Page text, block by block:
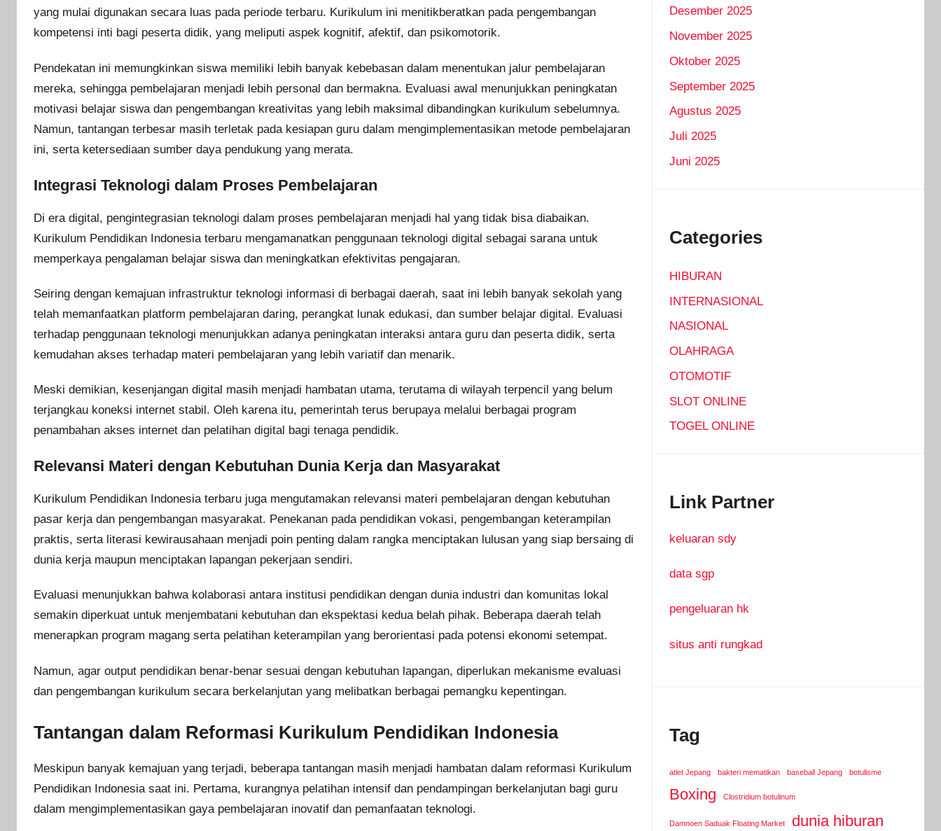
yang mulai digunakan secara luas pada periode terbaru. Kurikulum ini menitikberatkan pada pengembangan
kompetensi inti bagi peserta didik, yang meliputi aspek kognitif, afektif, dan psikomotorik.
Pendekatan ini memungkinkan siswa memiliki lebih banyak kebebasan dalam menentukan jalur pembelajaran
mereka, sehingga pembelajaran menjadi lebih personal dan bermakna. Evaluasi awal menunjukkan peningkatan
motivasi belajar siswa dan pengembangan kreativitas yang lebih maksimal dibandingkan kurikulum sebelumnya.
Namun, tantangan terbesar masih terletak pada kesiapan guru dalam mengimplementasikan metode pembelajaran
ini, serta ketersediaan sumber daya pendukung yang merata.
Integrasi Teknologi dalam Proses Pembelajaran
Di era digital, pengintegrasian teknologi dalam proses pembelajaran menjadi hal yang tidak bisa diabaikan.
Kurikulum Pendidikan Indonesia terbaru mengamanatkan penggunaan teknologi digital sebagai sarana untuk
memperkaya pengalaman belajar siswa dan meningkatkan efektivitas pengajaran.
Seiring dengan kemajuan infrastruktur teknologi informasi di berbagai daerah, saat ini lebih banyak sekolah yang
telah memanfaatkan platform pembelajaran daring, perangkat lunak edukasi, dan sumber belajar digital. Evaluasi
terhadap penggunaan teknologi menunjukkan adanya peningkatan interaksi antara guru dan peserta didik, serta
kemudahan akses terhadap materi pembelajaran yang lebih variatif dan menarik.
Meski demikian, kesenjangan digital masih menjadi hambatan utama, terutama di wilayah terpencil yang belum
terjangkau koneksi internet stabil. Oleh karena itu, pemerintah terus berupaya melalui berbagai program
penambahan akses internet dan pelatihan digital bagi tenaga pendidik.
Relevansi Materi dengan Kebutuhan Dunia Kerja dan Masyarakat
Kurikulum Pendidikan Indonesia terbaru juga mengutamakan relevansi materi pembelajaran dengan kebutuhan
pasar kerja dan pengembangan masyarakat. Penekanan pada pendidikan vokasi, pengembangan keterampilan
praktis, serta literasi kewirausahaan menjadi poin penting dalam rangka menciptakan lulusan yang siap bersaing di
dunia kerja maupun menciptakan lapangan pekerjaan sendiri.
Evaluasi menunjukkan bahwa kolaborasi antara institusi pendidikan dengan dunia industri dan komunitas lokal
semakin diperkuat untuk menjembatani kebutuhan dan ekspektasi kedua belah pihak. Beberapa daerah telah
menerapkan program magang serta pelatihan keterampilan yang berorientasi pada potensi ekonomi setempat.
Namun, agar output pendidikan benar-benar sesuai dengan kebutuhan lapangan, diperlukan mekanisme evaluasi
dan pengembangan kurikulum secara berkelanjutan yang melibatkan berbagai pemangku kepentingan.
Tantangan dalam Reformasi Kurikulum Pendidikan Indonesia
Meskipun banyak kemajuan yang terjadi, beberapa tantangan masih menjadi hambatan dalam reformasi Kurikulum
Pendidikan Indonesia saat ini. Pertama, kurangnya pelatihan intensif dan pendampingan berkelanjutan bagi guru
dalam mengimplementasikan gaya pembelajaran inovatif dan pemanfaatan teknologi.
Desember 2025
November 2025
Oktober 2025
September 2025
Agustus 2025
Juli 2025
Juni 2025
Categories
HIBURAN
INTERNASIONAL
NASIONAL
OLAHRAGA
OTOMOTIF
SLOT ONLINE
TOGEL ONLINE
Link Partner
keluaran sdy
data sgp
pengeluaran hk
situs anti rungkad
Tag
atlet Jepang bakteri mematikan baseball Jepang botulisme
Boxing Clostridium botulinum
Damnoen Saduak Floating Market dunia hiburan